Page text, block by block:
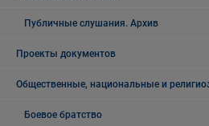
Публичные слушания. Архив
Проекты документов
Общественные, национальные и
Боевое братство